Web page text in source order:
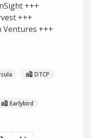
+++
+++
Ventures +++
DTCP
Earlybird